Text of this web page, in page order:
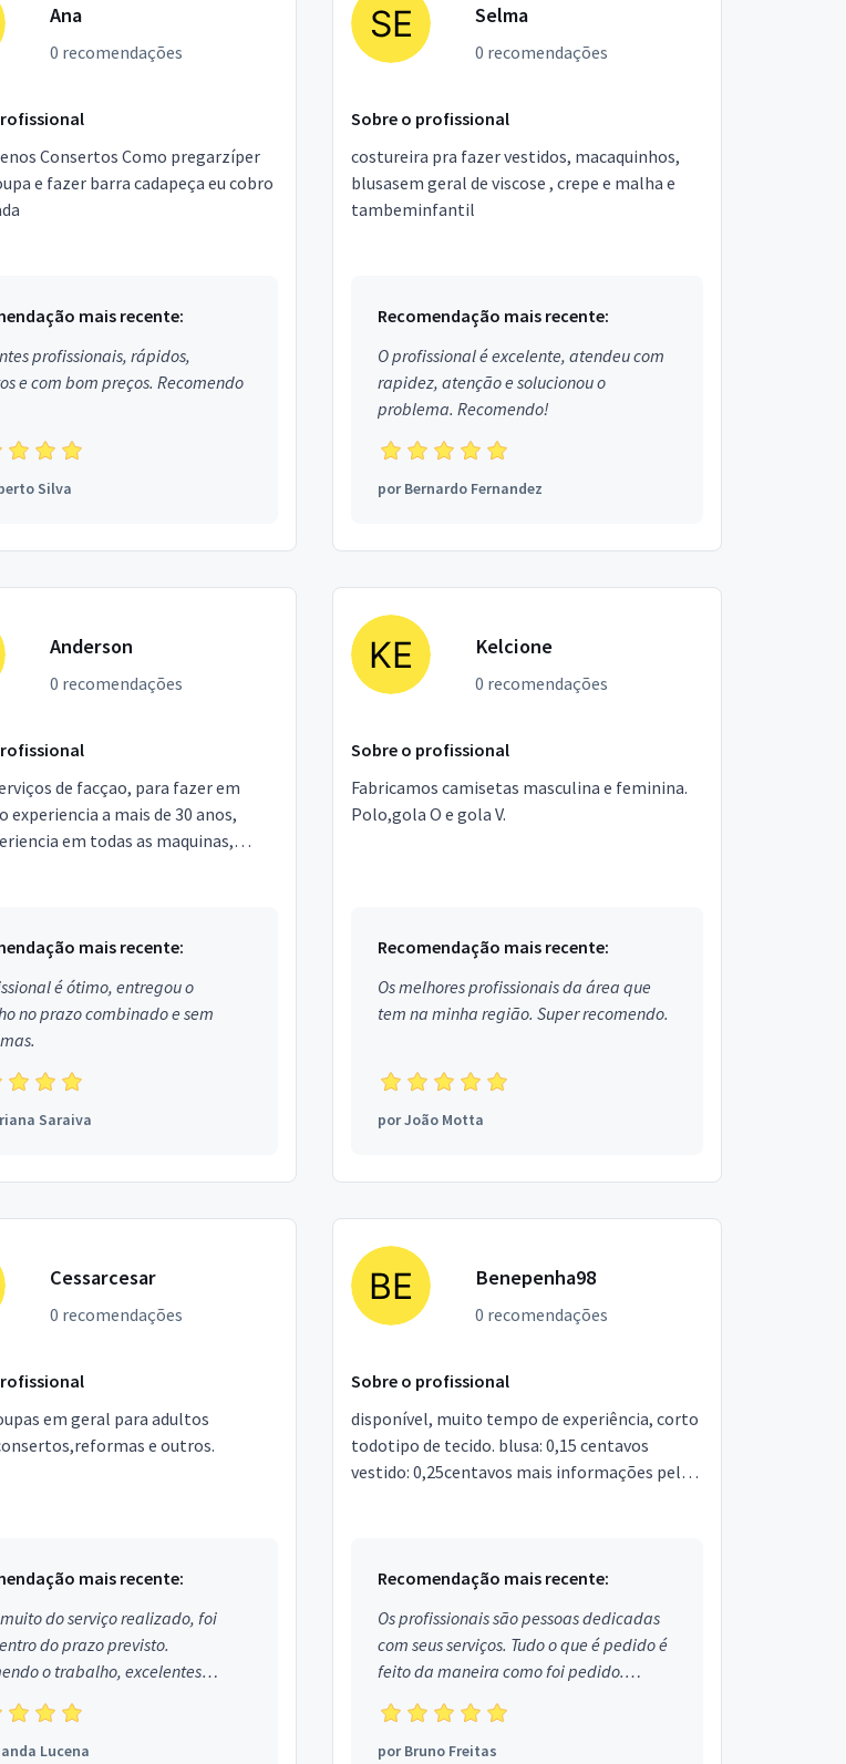
Ana
0 recomendações
Consertos Como pregarzíper
e fazer barra cadapeça eu cobro
mais recente:
profissionais, rápidos,
e com bom preços. Recomendo
Silva
Selma
0 recomendações
Sobre o profissional
costureira pra fazer vestidos, macaquinhos,
blusasem geral de viscose , crepe e malha e
tambeminfantil
Recomendação mais recente:
O profissional é excelente, atendeu com
rapidez, atenção e solucionou o
problema. Recomendo!
porBernardo Fernandez
Anderson
0 recomendações
de facçao, para fazer em
experiencia a mais de 30 anos,
em todas as maquinas,
mais recente:
é ótimo, entregou o
no prazo combinado e sem
Saraiva
Kelcione
0 recomendações
Sobre o profissional
Fabricamos camisetas masculina e feminina.
Polo,gola O e gola V.
Recomendação mais recente:
Os melhores profissionais da área que
tem na minha região. Super recomendo.
porJoão Motta
Cessarcesar
0 recomendações
em geral para adultos
e outros.
mais recente:
do serviço realizado, foi
do prazo previsto.
o trabalho, excelentes
Lucena
Benepenha98
0 recomendações
Sobre o profissional
disponível, muito tempo de experiência, corto
todotipo de tecido. blusa: 0,15 centavos
vestido: 0,25centavos mais informações pelo
Recomendação mais recente:
Os profissionais são pessoas dedicadas
com seus serviços. Tudo o que é pedido é
feito da maneira como foi pedido.
Aprovado!
porBruno Freitas